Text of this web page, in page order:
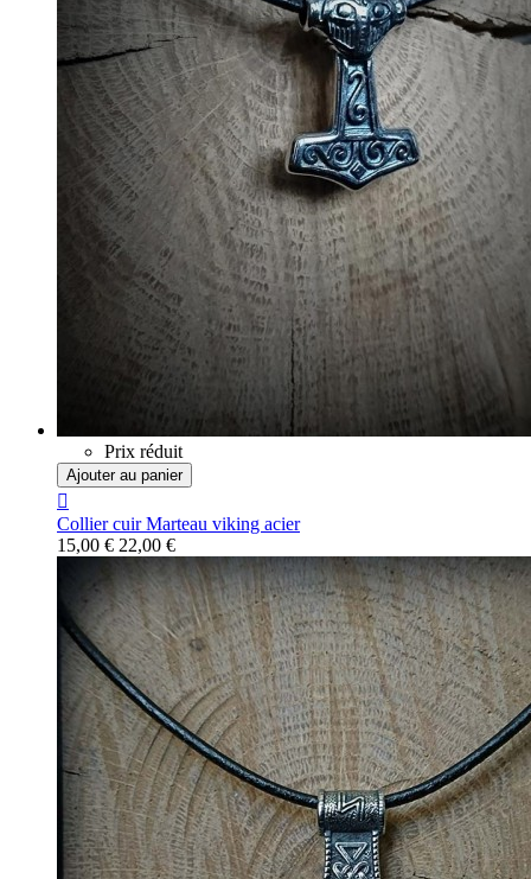
Prix réduit
Ajouter au panier

Collier cuir Marteau viking acier
15,00 € 22,00 €